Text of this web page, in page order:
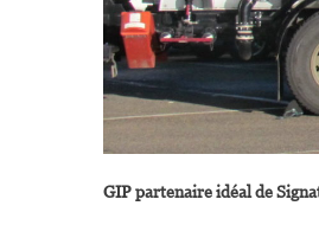
GIP partenaire idéal de